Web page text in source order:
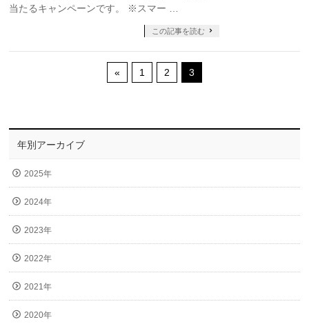
当たるキャンペーンです。 ※スマー …
この記事を読む
« 1 2 3
年別アーカイブ
2025年
2024年
2023年
2022年
2021年
2020年